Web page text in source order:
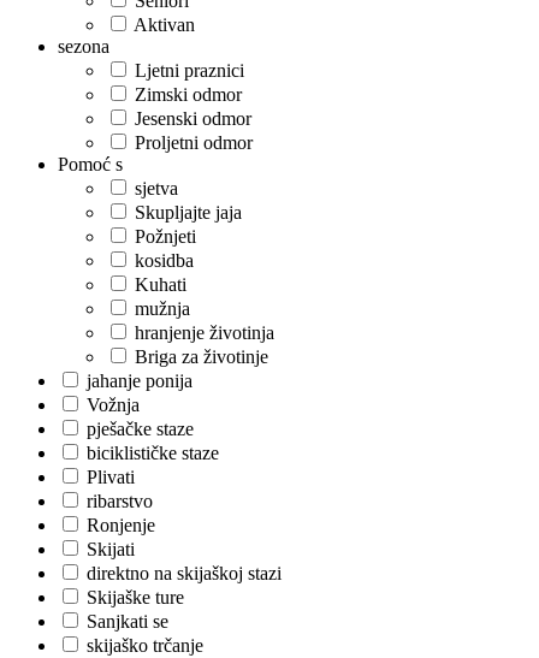
Aktivan
sezona
Ljetni praznici
Zimski odmor
Jesenski odmor
Proljetni odmor
Pomoć s
sjetva
Skupljajte jaja
Požnjeti
kosidba
Kuhati
mužnja
hranjenje životinja
Briga za životinje
jahanje ponija
Vožnja
pješačke staze
biciklističke staze
Plivati
ribarstvo
Ronjenje
Skijati
direktno na skijaškoj stazi
Skijaške ture
Sanjkati se
skijaško trčanje